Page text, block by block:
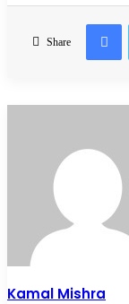
Share
Kamal Mishra